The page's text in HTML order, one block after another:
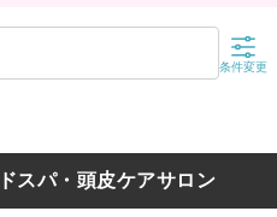
条件変更
スパ・頭皮ケアサロン